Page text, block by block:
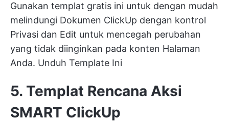
Gunakan templat gratis ini untuk dengan mudah
melindungi Dokumen ClickUp dengan kontrol
Privasi dan Edit untuk mencegah perubahan
yang tidak diinginkan pada konten Halaman
Anda. Unduh Template Ini
5. Templat Rencana Aksi
SMART ClickUp